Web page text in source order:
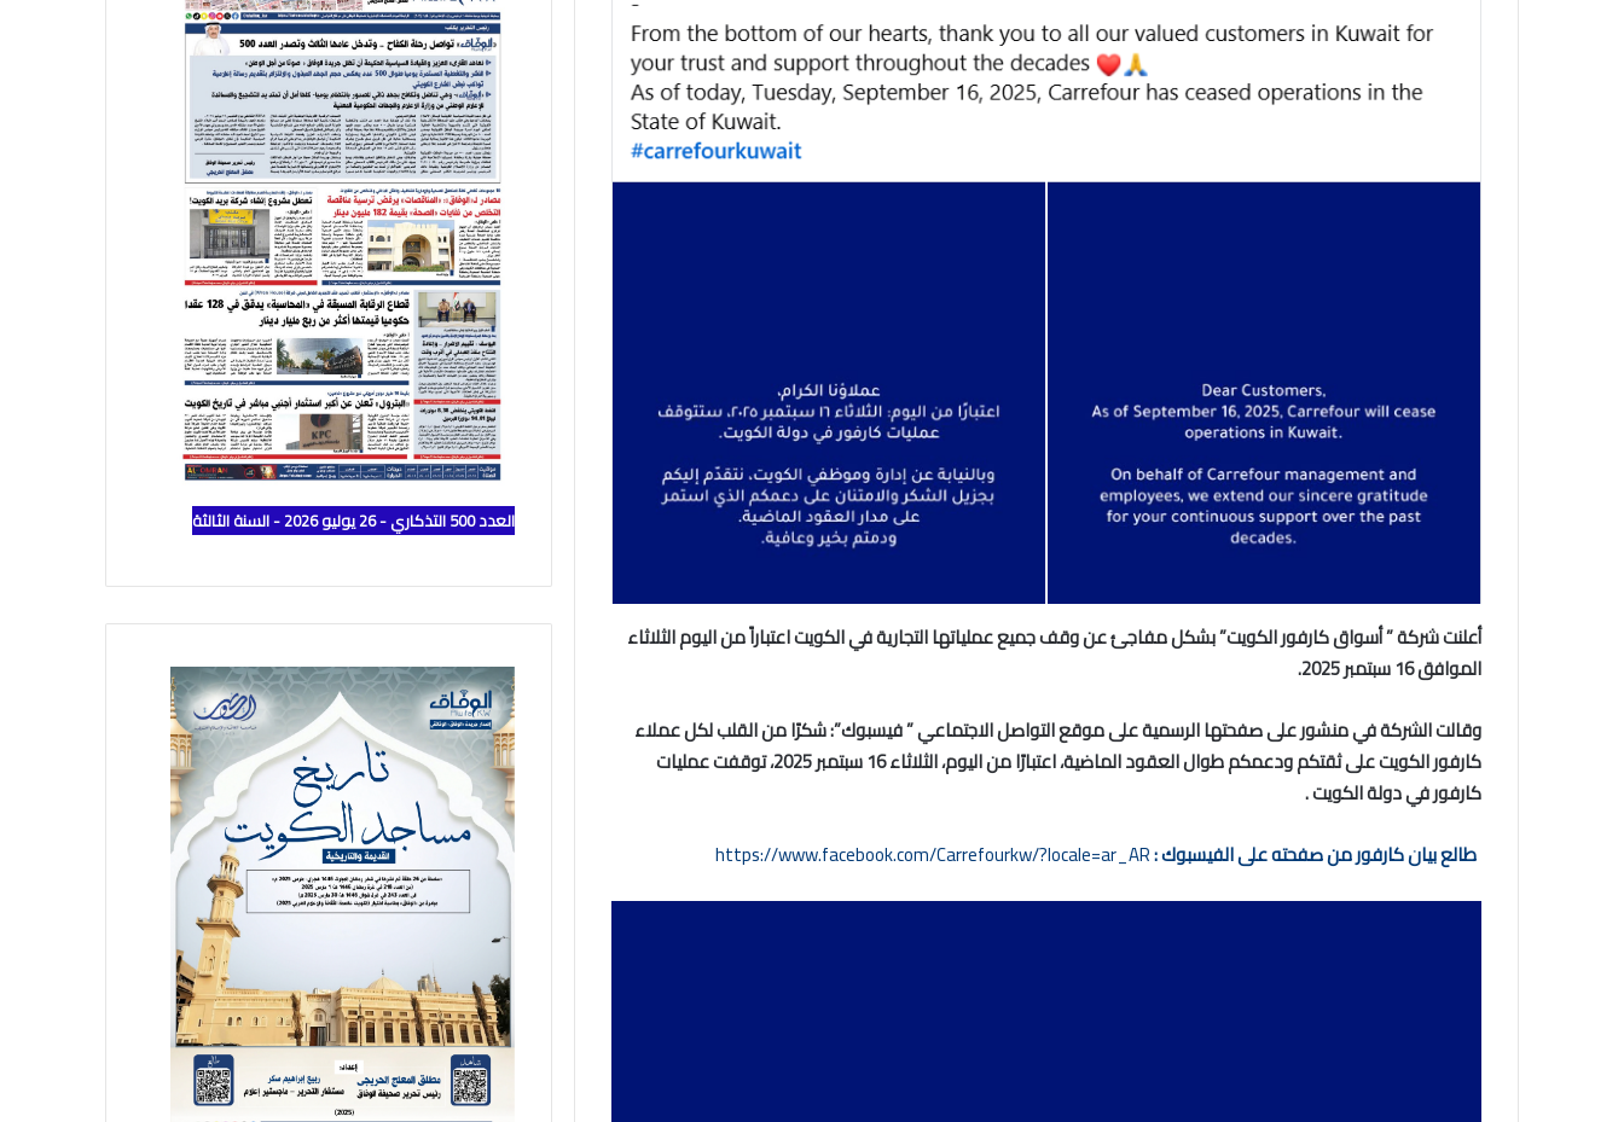
أعلنت شركة ” أسواق كارفور الكويت” بشكل مفاجئ عن وقف جميع عملياتها التجارية في الكويت اعتباراً من اليوم الثلاثاء
الموافق 16 سبتمبر 2025.
وقالت الشركة في منشور على صفحتها الرسمية على موقع التواصل الاجتماعي ” فيسبوك”: شكرًا من القلب لكل عملاء
كارفور الكويت على ثقتكم ودعمكم طوال العقود الماضية،
اعتبارًا من اليوم، الثلاثاء 16 سبتمبر 2025، توقفت عمليات
كارفور في دولة الكويت .
طالع بيان كارفور من صفحته على الفيسبوك :https://www.facebook.com/Carrefourkw/?locale=ar_AR
العدد 500 التذكاري - 26 يوليو 2026 - السنة الثالثة